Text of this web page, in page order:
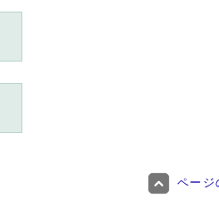
ページ